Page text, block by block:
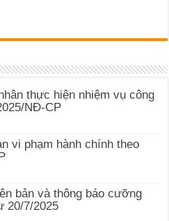
thực hiện nhiệm vụ công
NĐ-CP
vi phạm hành chính theo
bản và thông báo cưỡng
20/7/2025